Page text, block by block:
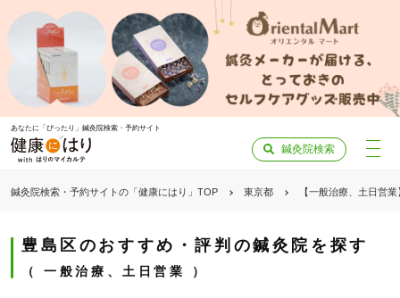
あなたに「ぴったり」鍼灸院検索・予約サイト
鍼灸院検索
鍼灸院検索・予約サイトの「健康にはり」TOP 東京都 【一般治療、土日営
豊島区のおすすめ・評判の鍼灸院を探す
一般治療、土日営業